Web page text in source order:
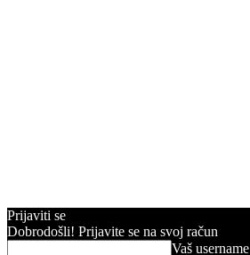
Prijaviti se
Dobrodošli! Prijavite se na svoj račun
Vaš username